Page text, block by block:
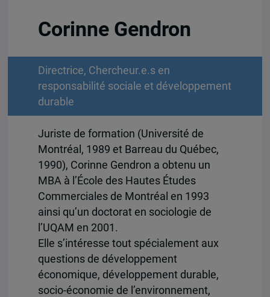
Corinne Gendron
Directrice, Chercheur.e.s en
responsabilité sociale et développement
durable
Juriste de formation (Université de
Montréal, 1989 et Barreau du Québec,
1990), Corinne Gendron a obtenu un
MBA à l’École des Hautes Études
Commerciales de Montréal en 1993
ainsi qu’un doctorat en sociologie de
l’UQAM en 2001.
Elle s’intéresse tout spécialement aux
questions de développement
économique, développement durable,
socio-économie de l’environnement,